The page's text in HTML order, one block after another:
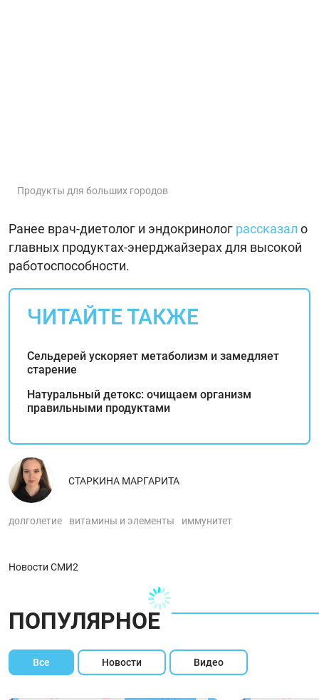
Продукты для больших городов
Ранее врач-диетолог и эндокринолог рассказал о
главных продуктах-энерджайзерах для высокой
работоспособности.
ЧИТАЙТЕ ТАКЖЕ
Сельдерей ускоряет метаболизм и замедляет
старение
Натуральный детокс: очищаем организм
правильными продуктами
СТАРКИНА МАРГАРИТА
долголетие витамины и элементы иммунитет
Новости СМИ2
ПОПУЛЯРНОЕ
Все Новости Видео